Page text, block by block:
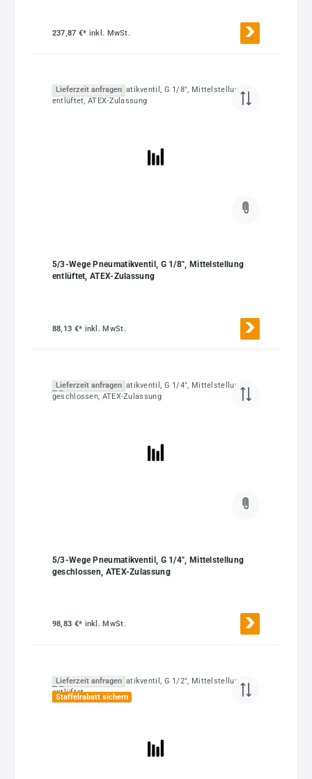
237,87 €* inkl. MwSt.
Lieferzeit anfragen
5/3-Wege Pneumatikventil, G 1/8", Mittelstellung
entlüftet, ATEX-Zulassung
88,13 €* inkl. MwSt.
Lieferzeit anfragen
5/3-Wege Pneumatikventil, G 1/4", Mittelstellung
geschlossen, ATEX-Zulassung
98,83 €* inkl. MwSt.
Lieferzeit anfragen
Staffelrabatt sichern